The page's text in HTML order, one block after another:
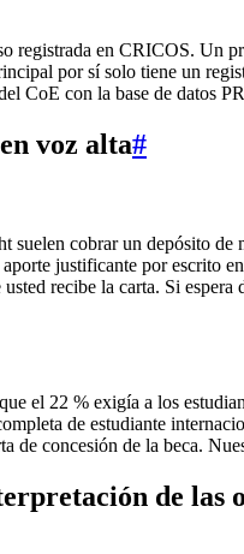
en CRICOS. Un
por sí solo tiene un
CoE con la base de datos
voz alta#
cobrar un depósito
justificante por escrito
recibe la carta. Si
el 22 % exigía a los
de estudiante
concesión de la beca.
de las